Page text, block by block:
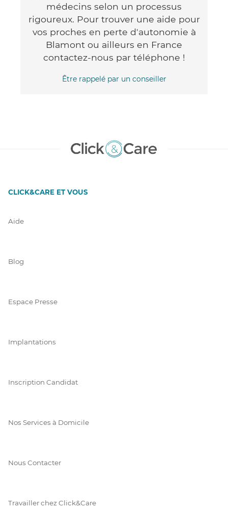
médecins selon un processus
rigoureux. Pour trouver une aide pour
vos proches en perte d'autonomie à
Blamont ou ailleurs en France
contactez-nous par téléphone !
Être rappelé par un conseiller
CLICK&CARE ET VOUS
Aide
Blog
Espace Presse
Implantations
Inscription Candidat
Nos Services à Domicile
Nous Contacter
Travailler chez Click&Care